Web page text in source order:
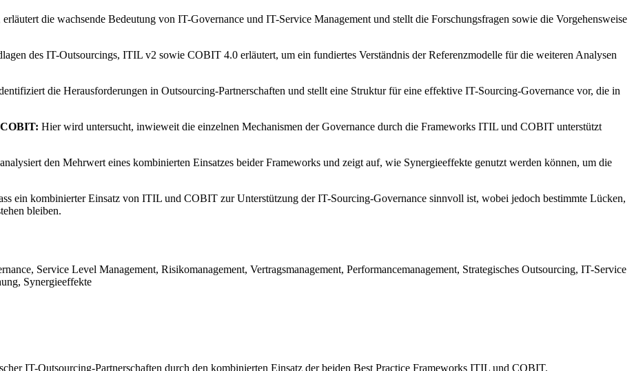
die wachsende Bedeutung von IT-Governance und IT-Service Management und stellt die Forschungsfragen sowie die Vorgehensweise
des IT-Outsourcings, ITIL v2 sowie COBIT 4.0 erläutert, um ein fundiertes Verständnis der Referenzmodelle für die weiteren Analysen
die Herausforderungen in Outsourcing-Partnerschaften und stellt eine Struktur für eine effektive IT-Sourcing-Governance vor, die in
Hier wird untersucht, inwieweit die einzelnen Mechanismen der Governance durch die Frameworks ITIL und COBIT unterstützt
den Mehrwert eines kombinierten Einsatzes beider Frameworks und zeigt auf, wie Synergieeffekte genutzt werden können, um die
ein kombinierter Einsatz von ITIL und COBIT zur Unterstützung der IT-Sourcing-Governance sinnvoll ist, wobei jedoch bestimmte Lücken,
bleiben.
Service Level Management, Risikomanagement, Vertragsmanagement, Performancemanagement, Strategisches Outsourcing, IT-Service
Synergieeffekte
IT-Outsourcing-Partnerschaften durch den kombinierten Einsatz der beiden Best Practice Frameworks ITIL und COBIT.